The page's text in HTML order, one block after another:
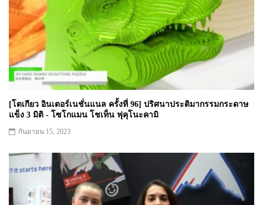
[โตเกียว อินเตอร์เนชั่นแนล ครั้งที่ 96] ปริศนาประติมากรรมกระดาษ
แข็ง 3 มิติ - โซโกแมน โชเท็น ฟุคุโนะคามิ
กันยายน 15, 2023